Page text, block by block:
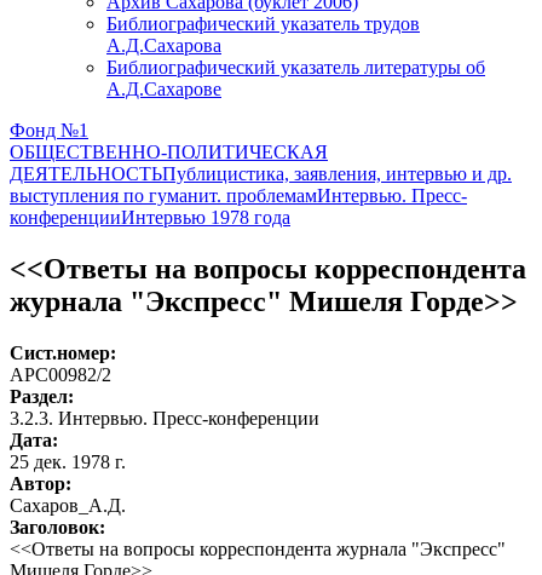
Библиографический указатель трудов
А.Д.Сахарова
Библиографический указатель литературы об
А.Д.Сахарове
Фонд №1
ОБЩЕСТВЕННО-ПОЛИТИЧЕСКАЯ
ДЕЯТЕЛЬНОСТЬПублицистика, заявления, интервью и др.
выступления по гуманит. проблемамИнтервью. Пресс-
конференцииИнтервью 1978 года
<<Ответы на вопросы корреспондента
журнала "Экспресс" Мишеля Горде>>
Сист.номер:
АРС00982/2
Раздел:
3.2.3. Интервью. Пресс-конференции
Дата:
25 дек. 1978 г.
Автор:
Сахаров_А.Д.
Заголовок:
<<Ответы на вопросы корреспондента журнала "Экспресс"
Мишеля Горде>>